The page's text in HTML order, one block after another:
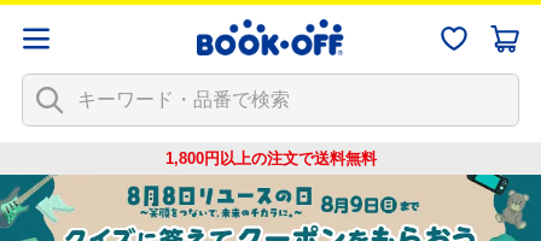
1,800円以上の注文で送料無料